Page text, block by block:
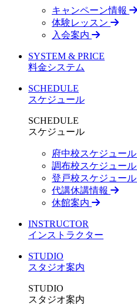
キャンペーン情報
体験レッスン
入会案内
SYSTEM & PRICE
料金システム
SCHEDULE
スケジュール
SCHEDULE
スケジュール
府中校スケジュール
調布校スケジュール
登戸校スケジュール
代講休講情報
休館案内
INSTRUCTOR
インストラクター
STUDIO
スタジオ案内
STUDIO
スタジオ案内